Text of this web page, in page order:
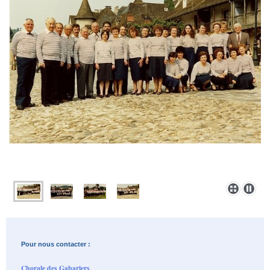
Pour nous contacter :